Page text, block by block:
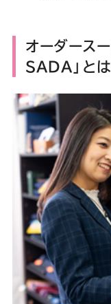
オーダース
SADA」とは